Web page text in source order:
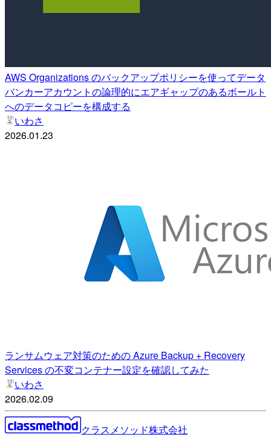
AWS Organizations のバックアップポリシーを使ってデータ
バンカーアカウントの論理的にエアギャップのあるボールト
へのデータコピーを構成する
いわさ
2026.01.23
ランサムウェア対策のための Azure Backup + Recovery
Services の不変コンテナー設定を確認してみた
いわさ
2026.02.09
クラスメソッド株式会社